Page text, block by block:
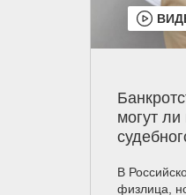
могут ли
В
физлица,